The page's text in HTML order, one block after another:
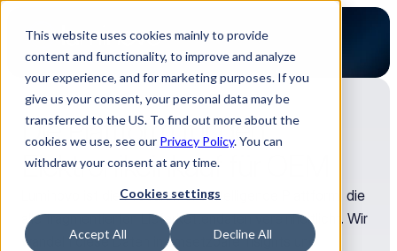
This website uses cookies mainly to provide
content and functionality, to improve and analyze
your experience, and for marketing purposes. If you
give us your consent, your personal data may be
transferred to the US. To find out more about the
cookies we use, see our Privacy Policy. You can
withdraw your consent at any time.
Cookies settings
Accept All Decline All
Die Plattform für den
Elektronikeinkauf für OEM
Luminovo ist die Procurement Intelligence Plattform, die
alle fragmentierten Lieferkettendaten vereinheitlicht. Wir
wandeln diese Daten in umsetzbare Insights und